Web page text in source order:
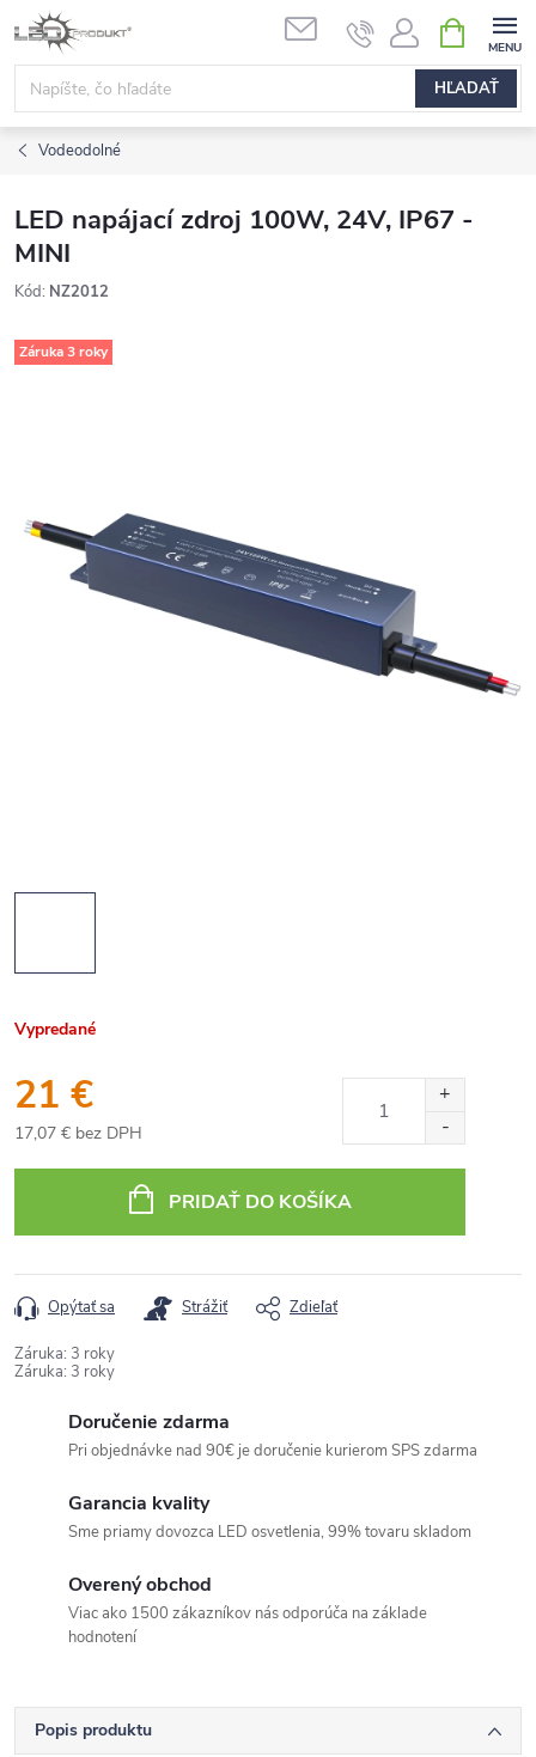
Prejsť
na
obsah
HĽADAŤ
KOŠÍK
Vodeodolné
LED napájací zdroj 100W, 24V, IP67 -
MINI
Kód: NZ2012
Záruka 3 roky
Vypredané
21 €
17,07 € bez DPH
cena:
PRIDAŤ DO KOŠÍKA
Opýtať sa Strážiť Zdieľať
Záruka: 3 roky
Záruka: 3 roky
Doručenie zdarma
Pri objednávke nad 90€ je doručenie kurierom SPS zdarma
Garancia kvality
Sme priamy dovozca LED osvetlenia, 99% tovaru skladom
Overený obchod
Viac ako 1500 zákazníkov nás odporúča na základe
hodnotení
Popis produktu